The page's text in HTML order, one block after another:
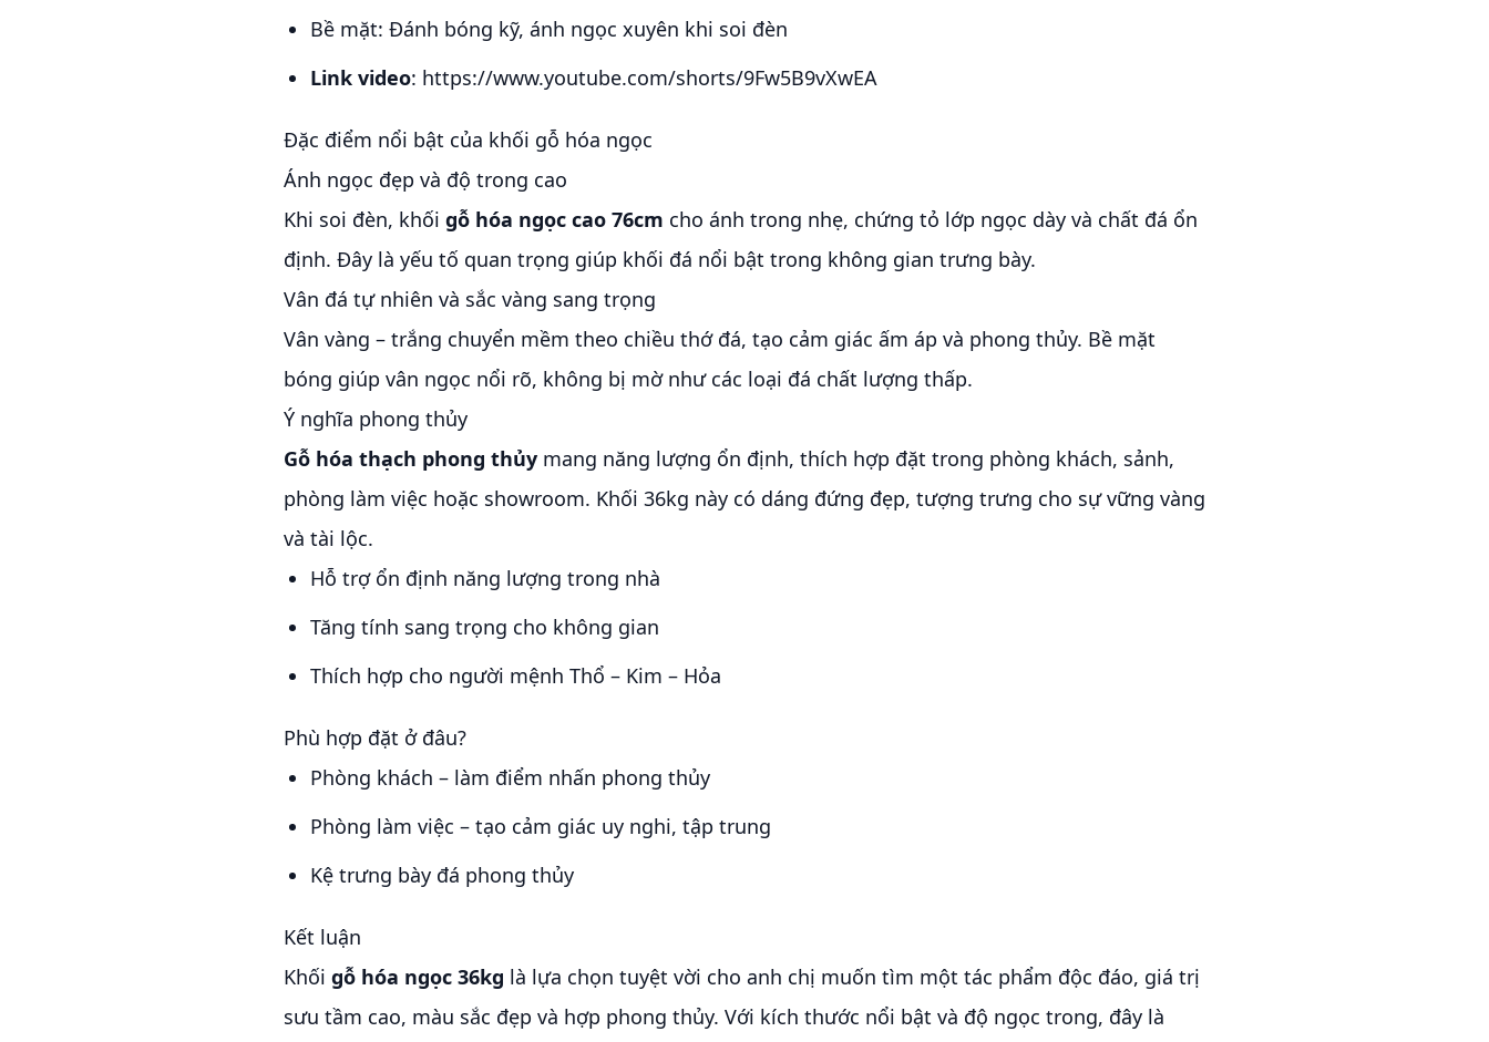
Bề mặt: Đánh bóng kỹ, ánh ngọc xuyên khi soi đèn
Link video: https://www.youtube.com/shorts/9Fw5B9vXwEA
Đặc điểm nổi bật của khối gỗ hóa ngọc
Ánh ngọc đẹp và độ trong cao
Khi soi đèn, khối gỗ hóa ngọc cao 76cm cho ánh trong nhẹ, chứng tỏ lớp ngọc dày và chất đá ổn
định. Đây là yếu tố quan trọng giúp khối đá nổi bật trong không gian trưng bày.
Vân đá tự nhiên và sắc vàng sang trọng
Vân vàng – trắng chuyển mềm theo chiều thớ đá, tạo cảm giác ấm áp và phong thủy. Bề mặt
bóng giúp vân ngọc nổi rõ, không bị mờ như các loại đá chất lượng thấp.
Ý nghĩa phong thủy
Gỗ hóa thạch phong thủy mang năng lượng ổn định, thích hợp đặt trong phòng khách, sảnh,
phòng làm việc hoặc showroom. Khối 36kg này có dáng đứng đẹp, tượng trưng cho sự vững vàng
và tài lộc.
Hỗ trợ ổn định năng lượng trong nhà
Tăng tính sang trọng cho không gian
Thích hợp cho người mệnh Thổ – Kim – Hỏa
Phù hợp đặt ở đâu?
Phòng khách – làm điểm nhấn phong thủy
Phòng làm việc – tạo cảm giác uy nghi, tập trung
Kệ trưng bày đá phong thủy
Kết luận
Khối gỗ hóa ngọc 36kg là lựa chọn tuyệt vời cho anh chị muốn tìm một tác phẩm độc đáo, giá trị
sưu tầm cao, màu sắc đẹp và hợp phong thủy. Với kích thước nổi bật và độ ngọc trong, đây là